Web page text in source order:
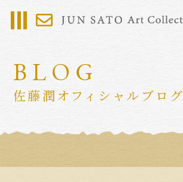
BLOG
佐藤潤オフィシャルブログ